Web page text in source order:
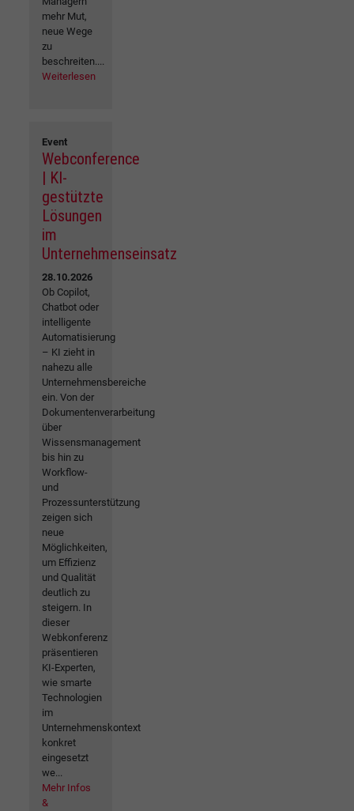
mehr Mut,
neue Wege
zu
beschreiten....
Weiterlesen
Event
Webconference
| KI-
gestützte
Lösungen
im
Unternehmenseinsatz
28.10.2026
Ob Copilot,
Chatbot oder
intelligente
Automatisierung
– KI zieht in
nahezu alle
Unternehmensbereiche
ein. Von der
Dokumentenverarbeitung
über
Wissensmanagement
bis hin zu
Workflow-
und
Prozessunterstützung
zeigen sich
neue
Möglichkeiten,
um Effizienz
und Qualität
deutlich zu
steigern. In
dieser
Webkonferenz
präsentieren
KI-Experten,
wie smarte
Technologien
im
Unternehmenskontext
konkret
eingesetzt
we...
Mehr Infos
&